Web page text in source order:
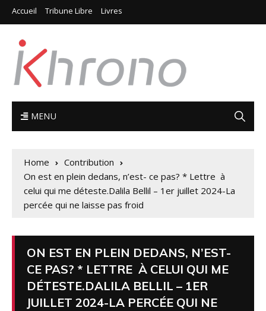
Accueil Tribune Libre Livres
MENU
Home
Contribution
On est en plein dedans, n’est- ce pas? * Lettre à
celui qui me déteste.Dalila Bellil – 1er juillet 2024-La
percée qui ne laisse pas froid
ON EST EN PLEIN DEDANS, N’EST-
CE PAS? * LETTRE À CELUI QUI ME
DÉTESTE.DALILA BELLIL – 1ER
JUILLET 2024-LA PERCÉE QUI NE